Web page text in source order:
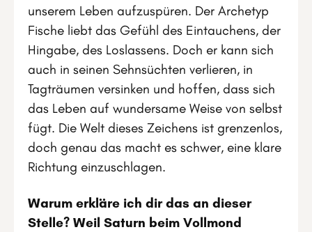
unserem Leben aufzuspüren. Der Archetyp
Fische liebt das Gefühl des Eintauchens, der
Hingabe, des Loslassens. Doch er kann sich
auch in seinen Sehnsüchten verlieren, in
Tagträumen versinken und hoffen, dass sich
das Leben auf wundersame Weise von selbst
fügt. Die Welt dieses Zeichens ist grenzenlos,
doch genau das macht es schwer, eine klare
Richtung einzuschlagen.
Warum erkläre ich dir das an dieser
Stelle? Weil Saturn beim Vollmond